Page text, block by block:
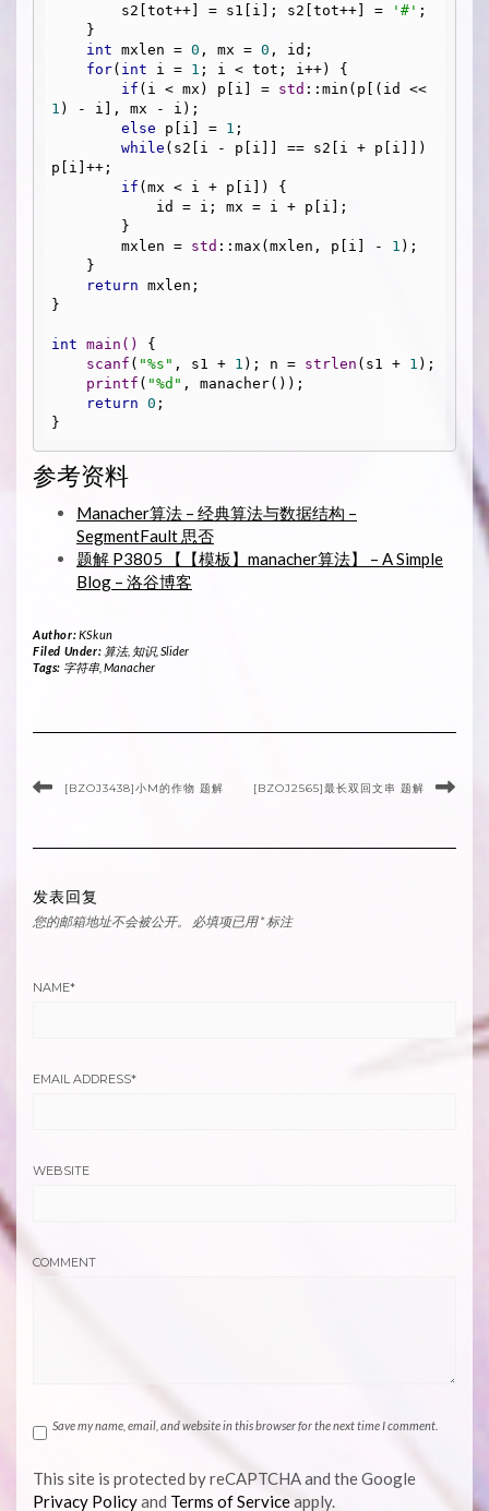
        s2[tot++] = s1[i]; s2[tot++] =
'#' ;
int mxlen = 0 , mx = 0 , id;
for( int i = 1 ; i < tot; i++) {
if (i < mx) p[i] = std
1 ) - i], mx - i);
else p[i] = 1 ;
while (s2[i - p[i]] == s2[i + p[i]])
p[i]++;
if (mx < i + p[i]) {
        mxlen =
std ::max(mxlen, p[i] - 1 );
return mxlen;
}
int main ()
{
scanf ( "%s" , s1 + 1 ); n = strlen (s1 + 1 );
printf ( "%d" , manacher());
return 0 ;
参考资料
Manacher算法 – 经典算法与数据结构 –
SegmentFault 思否
题解 P3805 【【模板】manacher算法】 – A Simple
Blog – 洛谷博客
Author:KSkun
Filed Under: 算法, 知识, Slider
Tags: 字符串, Manacher
[BZOJ3438]小M的作物 题解 [BZOJ2565]最长双回文串 题解
发表回复
您的邮箱地址不会被公开。 必填项已用*标注
NAME*
EMAIL ADDRESS*
WEBSITE
COMMENT
Save my name, email, and website in this browser for the next time I comment.
This site is protected by reCAPTCHA and the Google
Privacy Policyand Terms of Serviceapply.